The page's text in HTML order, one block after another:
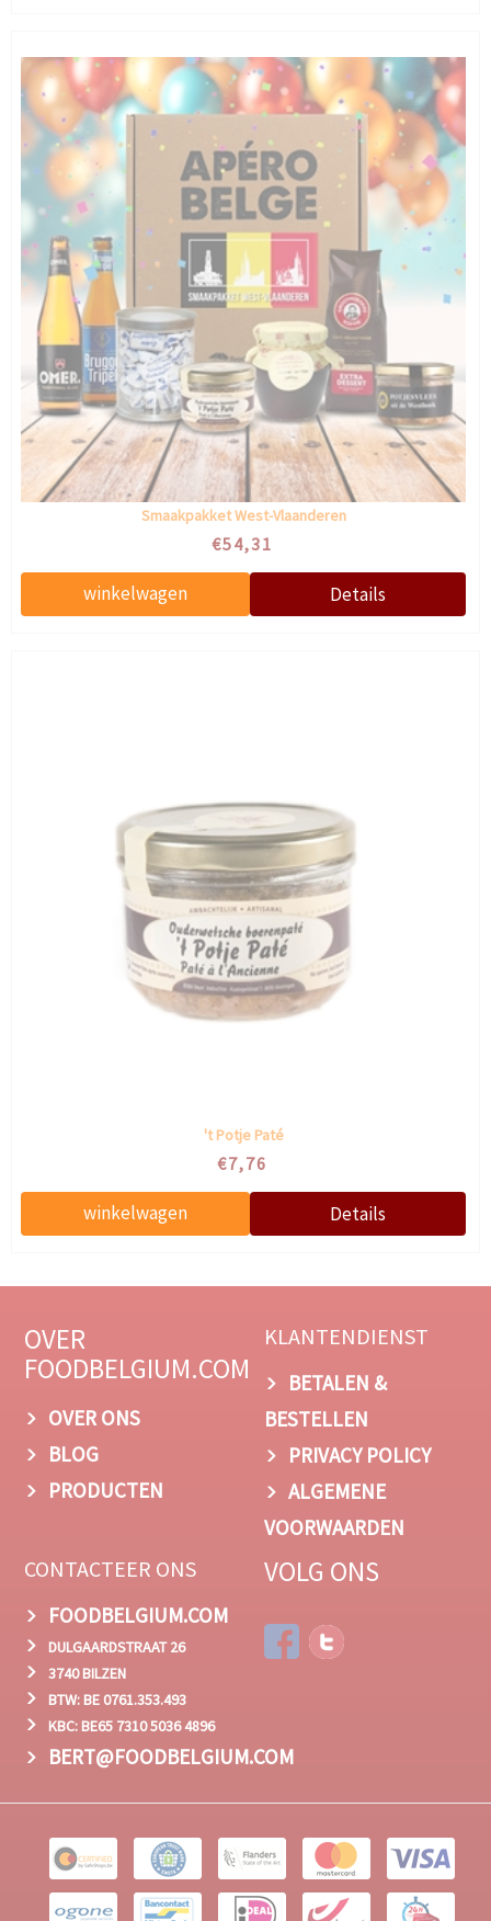
Smaakpakket West-Vlaanderen
€54,31
't Potje Paté
€7,76
OVER
FOODBELGIUM.COM
OVER ONS
BLOG
PRODUCTEN
KLANTENDIENST
BETALEN &
BESTELLEN
PRIVACY POLICY
ALGEMENE
VOORWAARDEN
CONTACTEER ONS
FOODBELGIUM.COM
DULGAARDSTRAAT 26
3740 BILZEN
BTW: BE 0761.353.493
KBC: BE65 7310 5036 4896
BERT@FOODBELGIUM.COM
VOLG ONS